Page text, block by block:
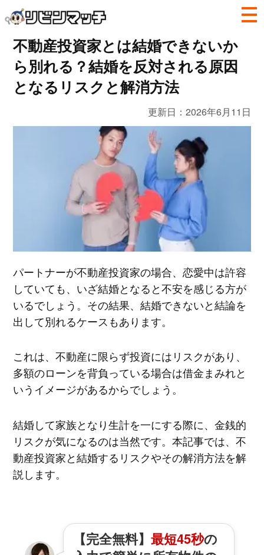
不動産投資家とは結婚できないか
ら別れる？結婚を反対される原因
となるリスクと解消方法
更新日：2026年6月11日
パートナーが不動産投資家の場合、恋愛中は許容
していても、いざ結婚となると不安を感じる方が
いるでしょう。その結果、結婚できないと結論を
出して別れるケースもあります。
これは、不動産に限らず投資にはリスクがあり、
多額のローンを背負っている場合は借金まみれと
いうイメージがあるからでしょう。
結婚して家族となり生計を一にする際に、金銭的
リスクが気になるのは当然です。本記事では、不
動産投資家と結婚するリスクやその解消方法を解
説します。
【完全無料】 最短45秒の